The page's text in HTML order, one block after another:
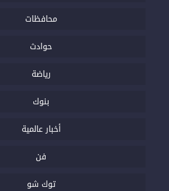
محافظات
حوادث
رياضة
بنوك
أخبار عالمية
فن
توك شو